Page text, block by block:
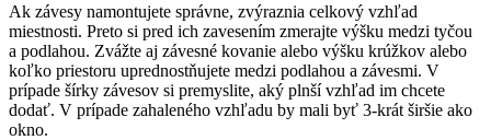
Ak závesy namontujete správne, zvýraznia celkový vzhľad
miestnosti. Preto si pred ich zavesením zmerajte výšku medzi tyčou
a podlahou. Zvážte aj závesné kovanie alebo výšku krúžkov alebo
koľko priestoru uprednostňujete medzi podlahou a závesmi. V
prípade šírky závesov si premyslite, aký plnší vzhľad im chcete
dodať. V prípade zahaleného vzhľadu by mali byť 3-krát širšie ako
okno.